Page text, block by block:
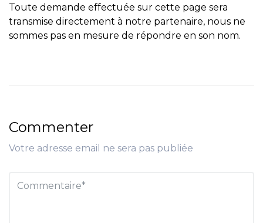
Toute demande effectuée sur cette page sera
transmise directement à notre partenaire, nous ne
sommes pas en mesure de répondre en son nom.
Commenter
Votre adresse email ne sera pas publiée